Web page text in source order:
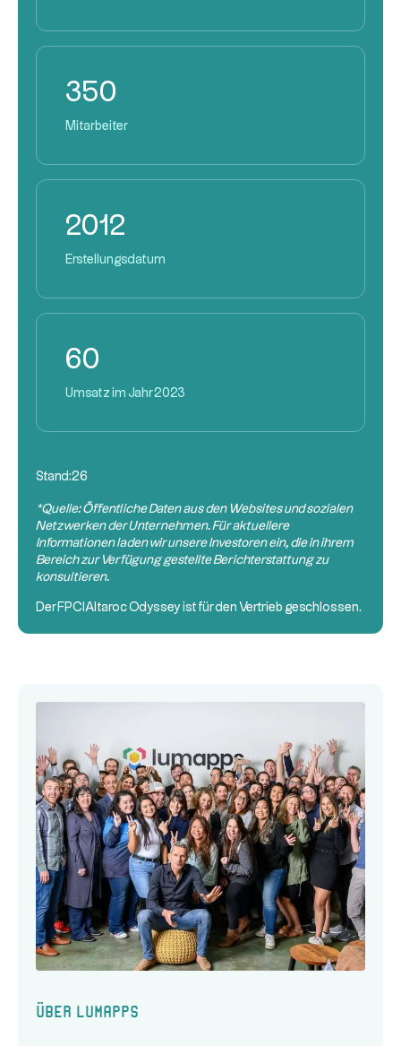
350
Mitarbeiter
2012
Erstellungsdatum
60
Umsatz im Jahr 2023
Stand:26
*Quelle: Öffentliche Daten aus den Websites und sozialen
Netzwerken der Unternehmen. Für aktuellere
Informationen laden wir unsere Investoren ein, die in ihrem
Bereich zur Verfügung gestellte Berichterstattung zu
konsultieren.
Der FPCI Altaroc Odyssey ist für den Vertrieb geschlossen.
Über LumApps